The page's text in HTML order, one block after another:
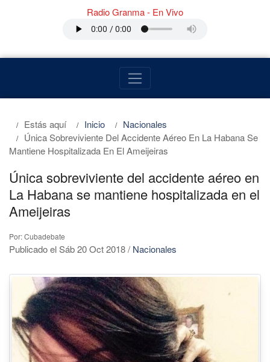
Radio Granma - En Vivo
Estás aquí Inicio
Nacionales
Única Sobreviviente Del Accidente Aéreo En La Habana Se
Mantiene Hospitalizada En El Ameijeiras
Única sobreviviente del accidente aéreo en
La Habana se mantiene hospitalizada en el
Ameijeiras
Por: Cubadebate
Publicado el Sáb 20 Oct 2018/ Nacionales